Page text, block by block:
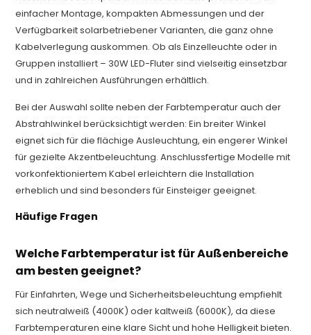
einfacher Montage, kompakten Abmessungen und der
Verfügbarkeit solarbetriebener Varianten, die ganz ohne
Kabelverlegung auskommen. Ob als Einzelleuchte oder in
Gruppen installiert – 30W LED-Fluter sind vielseitig einsetzbar
und in zahlreichen Ausführungen erhältlich.
Bei der Auswahl sollte neben der Farbtemperatur auch der
Abstrahlwinkel berücksichtigt werden: Ein breiter Winkel
eignet sich für die flächige Ausleuchtung, ein engerer Winkel
für gezielte Akzentbeleuchtung. Anschlussfertige Modelle mit
vorkonfektioniertem Kabel erleichtern die Installation
erheblich und sind besonders für Einsteiger geeignet.
Häufige Fragen
Welche Farbtemperatur ist für Außenbereiche
am besten geeignet?
Für Einfahrten, Wege und Sicherheitsbeleuchtung empfiehlt
sich neutralweiß (4000K) oder kaltweiß (6000K), da diese
Farbtemperaturen eine klare Sicht und hohe Helligkeit bieten.